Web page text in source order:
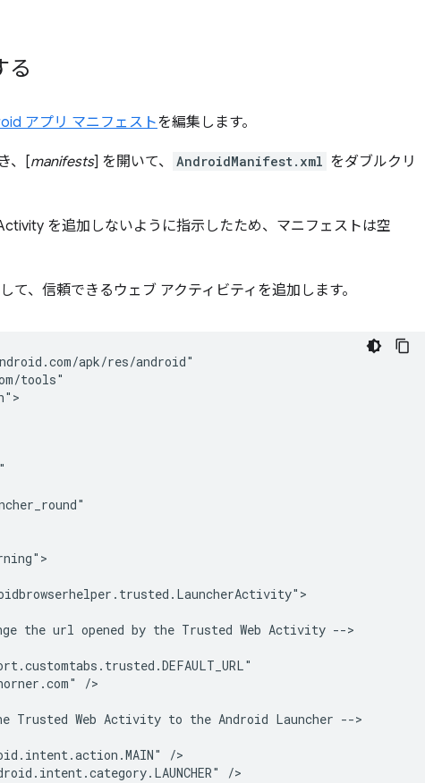
る
アプリ マニフェストを編集します。
、[manifests] を開いて、 AndroidManifest.xml をダブルクリ
を追加しないように指示したため、マニフェストは空
て、信頼できるウェブ アクティビティを追加します。
the url opened by the Trusted Web Activity
/>
Trusted Web Activity to the Android Launcher